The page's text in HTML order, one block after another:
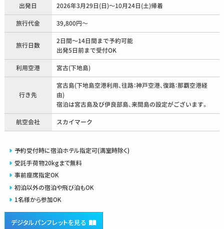
出発日 2026年3月29日(日)～10月24日(土)帰着
旅行代金 39,800円～
旅行日数
2日間～14日間まで予約可能
出発5日前まで受付OK
利用空港 宮古(下地島)
行き先
宮古島(下地島空港利用、往路：神戸空港、復路：那覇空港経
由)
宿泊は宮古島及び伊良部島、来間島の設定がございます。
航空会社 スカイマーク
予約受付時に宿泊ホテル指定可(満室時除く)
受託手荷物20kgまで無料
事前座席指定OK
初泊以外の宿泊や飛び泊もOK
1名様から参加OK
デジタルパンフレットを見る